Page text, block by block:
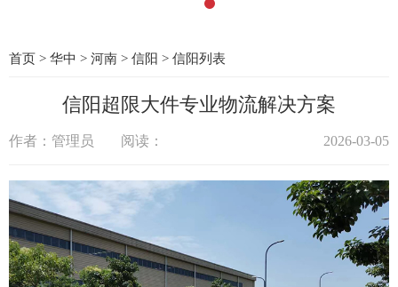
首页 > 华中 > 河南 > 信阳 > 信阳列表
信阳超限大件专业物流解决方案
作者：管理员 阅读： 2026-03-05